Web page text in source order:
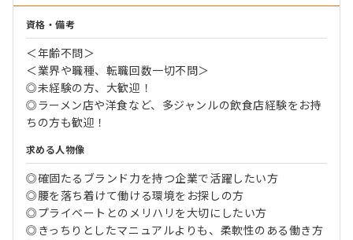
資格・備考
＜年齢不問＞
＜業界や職種、転職回数一切不問＞
◎未経験の方、大歓迎！
◎ラーメン店や洋食など、多ジャンルの飲食店経験をお持
ちの方も歓迎！
求める人物像
◎確固たるブランド力を持つ企業で活躍したい方
◎腰を落ち着けて働ける環境をお探しの方
◎プライベートとのメリハリを大切にしたい方
◎きっちりとしたマニュアルよりも、柔軟性のある働き方